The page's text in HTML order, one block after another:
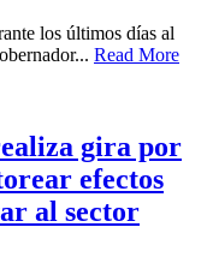
los últimos días al
Read More
gira por
efectos
al sector